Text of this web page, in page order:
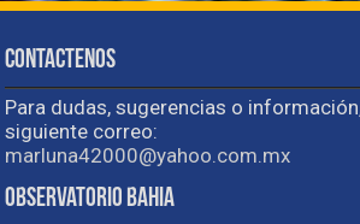
Contactenos
Para dudas, sugerencias o
siguiente correo:
marluna42000@yahoo.com.mx
Observatorio Bahia